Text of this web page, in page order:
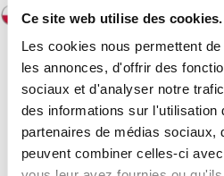
Ce site web utilise des cookies.
Les cookies nous permettent
les annonces, d'offrir des
sociaux et d'analyser notre
des informations sur l'utilisation
partenaires de médias sociaux,
peuvent combiner celles-ci